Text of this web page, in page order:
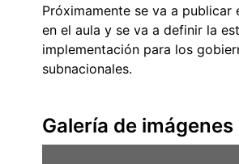
Próximamente se va a publicar
en el aula y se va a definir la
implementación para los
subnacionales.
Galería de imágenes